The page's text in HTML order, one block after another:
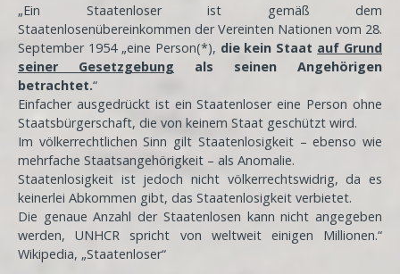
„Ein Staatenloser ist gemäß dem
Staatenlosenübereinkommen der Vereinten Nationen vom 28.
September 1954 „eine Person(*), die kein Staat auf Grund
seiner Gesetzgebung als seinen Angehörigen
betrachtet.“
Einfacher ausgedrückt ist ein Staatenloser eine Person ohne
Staatsbürgerschaft, die von keinem Staat geschützt wird.
Im völkerrechtlichen Sinn gilt Staatenlosigkeit – ebenso wie
mehrfache Staatsangehörigkeit – als Anomalie.
Staatenlosigkeit ist jedoch nicht völkerrechtswidrig, da es
keinerlei Abkommen gibt, das Staatenlosigkeit verbietet.
Die genaue Anzahl der Staatenlosen kann nicht angegeben
werden, UNHCR spricht von weltweit einigen Millionen.“
Wikipedia, „Staatenloser“